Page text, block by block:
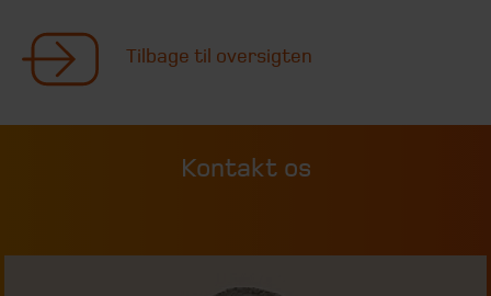
Tilbage til oversigten
Kontakt os